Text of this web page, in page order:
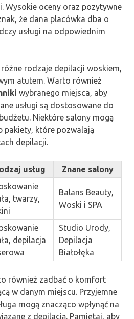
Wysokie oceny oraz pozytywne
że dana placówka dba o
usługi na odpowiednim
rodzaje depilacji woskiem,
atutem. Warto również
wybranego miejsca, aby
usługi są dostosowane do
Niektóre salony mogą
pakiety, które pozwalają
depilacji.
usług Znane salony
twarzy,
Balans Beauty,
Woski i SPA
depilacja
Studio Urody,
Depilacja
Białołęka
również zadbać o komfort
w danym miejscu. Przyjemne
mogą znacząco wpłynąć na
z depilacją. Pamiętaj, aby